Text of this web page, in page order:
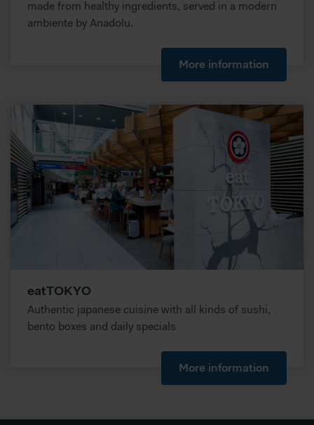
Bitte beachten Sie, dass dabei pseudonyme Daten auch
außerhalb des EWR, insbesondere den USA abgerufen
besteht möglicherweise kein so hohes Datenschutzniveau
unterliegen können, gegen die weder wirksame
Rechtsbehelfe noch Betroffenenrechte durchsetzbar sein
können. Sie können durch diese Informationen nicht direkt
identifiziert werden. Im Folgenden finden Sie eine
Übersicht, zu welche Zwecken wir und unsere Partner Ihre
Daten verarbeiten.
made from healthy ingredients, served in a modern
ambiente by Anadolu.
More information
eatTOKYO
Authentic japanese cuisine with all kinds of sushi,
bento boxes and daily specials
More information